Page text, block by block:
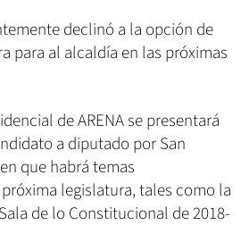
declinó a la opción de
para al alcaldía en las próximas
de ARENA se presentará
a diputado por San
que habrá temas
legislatura, tales como la
de lo Constitucional de 2018-